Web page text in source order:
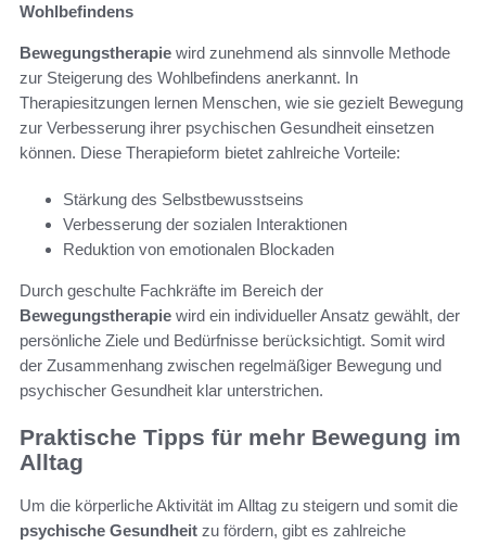
Wohlbefindens
Bewegungstherapie wird zunehmend als sinnvolle Methode
zur Steigerung des Wohlbefindens anerkannt. In
Therapiesitzungen lernen Menschen, wie sie gezielt Bewegung
zur Verbesserung ihrer psychischen Gesundheit einsetzen
können. Diese Therapieform bietet zahlreiche Vorteile:
Stärkung des Selbstbewusstseins
Verbesserung der sozialen Interaktionen
Reduktion von emotionalen Blockaden
Durch geschulte Fachkräfte im Bereich der
Bewegungstherapie wird ein individueller Ansatz gewählt, der
persönliche Ziele und Bedürfnisse berücksichtigt. Somit wird
der Zusammenhang zwischen regelmäßiger Bewegung und
psychischer Gesundheit klar unterstrichen.
Praktische Tipps für mehr Bewegung im
Alltag
Um die körperliche Aktivität im Alltag zu steigern und somit die
psychische Gesundheit zu fördern, gibt es zahlreiche